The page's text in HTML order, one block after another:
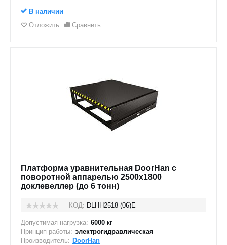
В наличии
Отложить
Сравнить
Платформа уравнительная DoorHan с
поворотной аппарелью 2500x1800
доклевеллер (до 6 тонн)
КОД: DLHH2518-(06)E
Допустимая нагрузка: 6000 кг
Принцип работы: электрогидравлическая
Производитель: DoorHan